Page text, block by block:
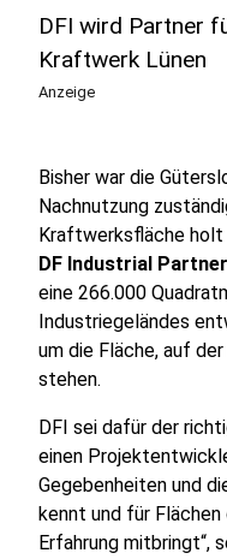
DFI wird Partner
Kraftwerk Lünen
Anzeige
Bisher war die
Nachnutzung
Kraftwerksfläche holt
DF Industrial
eine 266.000
Industriegeländes
um die Fläche, auf
stehen.
DFI sei dafür der
einen
Gegebenheiten und
kennt und für
Erfahrung mitbringt“,